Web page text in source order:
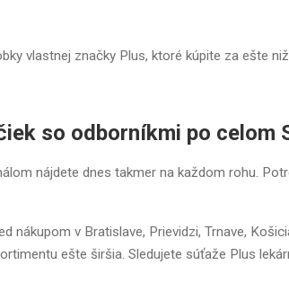
vlastnej značky Plus, ktoré kúpite za ešte
so odborníkmi po celom
nájdete dnes takmer na každom rohu.
nákupom v Bratislave, Prievidzi, Trnave,
ešte širšia. Sledujete súťaže Plus